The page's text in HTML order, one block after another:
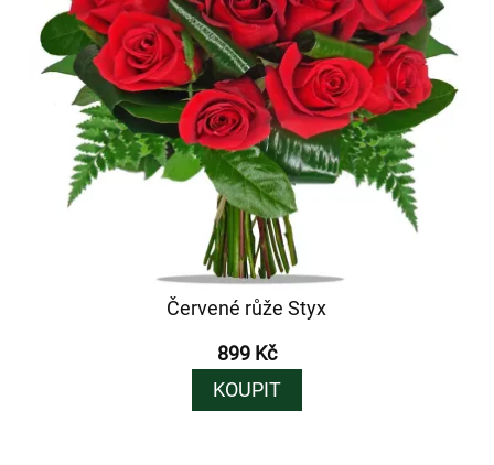
Červené růže Styx
899 Kč
KOUPIT